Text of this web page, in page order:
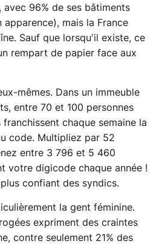
96% de ses bâtiments
apparence), mais la France
Sauf que lorsqu'il existe, ce
rempart de papier face aux
mêmes. Dans un immeuble
entre 70 et 100 personnes
chaque semaine la
code. Multipliez par 52
entre 3 796 et 5 460
votre digicode chaque année !
confiant des syndics.
la gent féminine.
expriment des craintes
contre seulement 21% des